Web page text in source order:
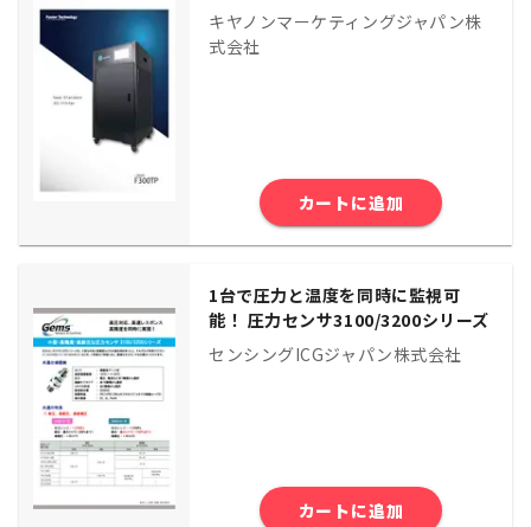
キヤノンマーケティングジャパン株
式会社
カートに追加
1台で圧力と温度を同時に監視可
能！ 圧力センサ3100/3200シリーズ
センシングICGジャパン株式会社
カートに追加